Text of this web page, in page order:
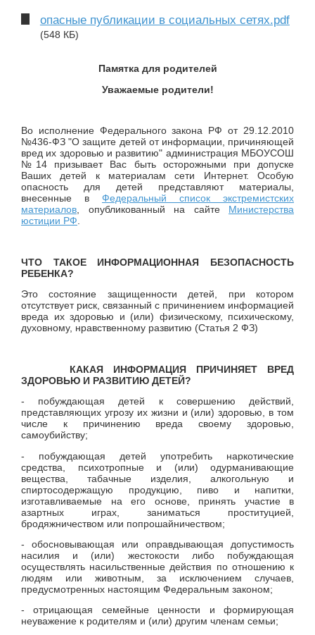
опасные публикации в социальных сетях.pdf
(548 КБ)
Памятка для родителей
Уважаемые родители!
Во исполнение Федерального закона РФ от 29.12.2010
№436-ФЗ "О защите детей от информации, причиняющей
вред их здоровью и развитию" администрация МБОУСОШ
№14 призывает Вас быть осторожными при допуске
Ваших детей к материалам сети Интернет. Особую
опасность для детей представляют материалы,
внесенные в Федеральный список экстремистских
материалов, опубликованный на сайте Министерства
юстиции РФ.
ЧТО ТАКОЕ ИНФОРМАЦИОННАЯ БЕЗОПАСНОСТЬ
РЕБЕНКА?
Это состояние защищенности детей, при котором
отсутствует риск, связанный с причинением информацией
вреда их здоровью и (или) физическому, психическому,
духовному, нравственному развитию (Статья 2 ФЗ)
КАКАЯ ИНФОРМАЦИЯ ПРИЧИНЯЕТ ВРЕД
ЗДОРОВЬЮ И РАЗВИТИЮ ДЕТЕЙ?
- побуждающая детей к совершению действий,
представляющих угрозу их жизни и (или) здоровью, в том
числе к причинению вреда своему здоровью,
самоубийству;
- побуждающая детей употребить наркотические
средства, психотропные и (или) одурманивающие
вещества, табачные изделия, алкогольную и
спиртосодержащую продукцию, пиво и напитки,
изготавливаемые на его основе, принять участие в
азартных играх, заниматься проституцией,
бродяжничеством или попрошайничеством;
- обосновывающая или оправдывающая допустимость
насилия и (или) жестокости либо побуждающая
осуществлять насильственные действия по отношению к
людям или животным, за исключением случаев,
предусмотренных настоящим Федеральным законом;
- отрицающая семейные ценности и формирующая
неуважение к родителям и (или) другим членам семьи;